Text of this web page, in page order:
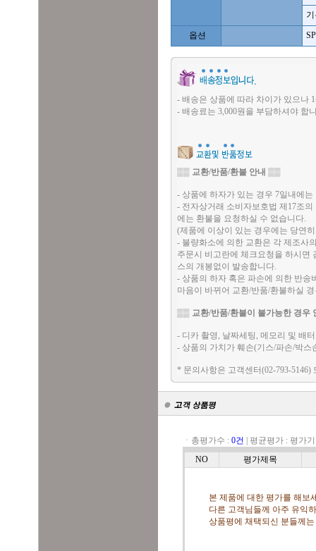
옵션
- 배송은 상품에 따라 차이가 있으나
- 배송료는 3,000원을 부담하셔야 합
▒▒ 교환/반품/환불 안내 ▒▒
- 상품에 하자가 있는 경우 7일내에
- 전자상거래 소비자보호법 제17조
에는 환불을 요청하실 수 없습니다.
(제품에 이상이 있는 경우에는 당연
- 불량화소에 의한 교환은 각 제조사
주문시 비고란에 체크요청을 하시면
스의 개봉없이 발송합니다.
- 상품의 하자 혹은 파손에 의한 반송
마음이 바뀌어 교환/반품/환불하실
▒▒ 교환/반품/환불이 불가능한 경우
- 디카 촬영, 날짜세팅, 메모리 및 배
- 상품의 가치가 훼손(기스/파손/박
* 문의사항은 고객센터(02-793-5146)
ㆍ총평가수 : 0건 평균평가 : 평가
NO
평가제목
본 제품에 대한 평가를 해보
다른 고객님들께 아주 유익
상품평에 채택되신 분들께